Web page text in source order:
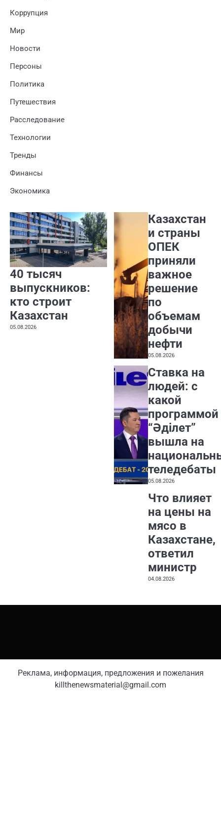
Коррупция
Мир
Новости
Персоны
Политика
Путешествия
Расследование
Технологии
Тренды
Финансы
Экономика
40 тысяч
выпускников:
кто строит
Казахстан
05.08.2026
Казахстан
и страны
ОПЕК
приняли
важное
решение
по
объемам
добычи
нефти
05.08.2026
Ставка на
людей: с
какой
программой
“Әділет”
вышла на
теледебаты
05.08.2026
Что влияет
на цены на
мясо в
Казахстане,
ответил
министр
04.08.2026
Реклама, информация, предложения и пожелания
killthenewsmaterial@gmail.com